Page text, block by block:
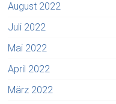
August 2022
Juli 2022
Mai 2022
April 2022
März 2022